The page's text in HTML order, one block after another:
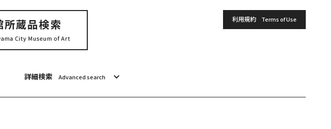
詳細検索 Advanced search
利用規約 Terms of Use